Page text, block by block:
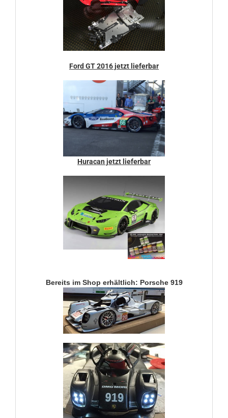
Ford GT 2016 jetzt lieferbar
Huracan jetzt lieferbar
Bereits im Shop erhältlich: Porsche 919